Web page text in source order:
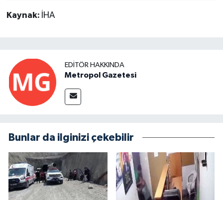
Kaynak: İHA
EDITÖR HAKKINDA
Metropol Gazetesi
Bunlar da ilginizi çekebilir